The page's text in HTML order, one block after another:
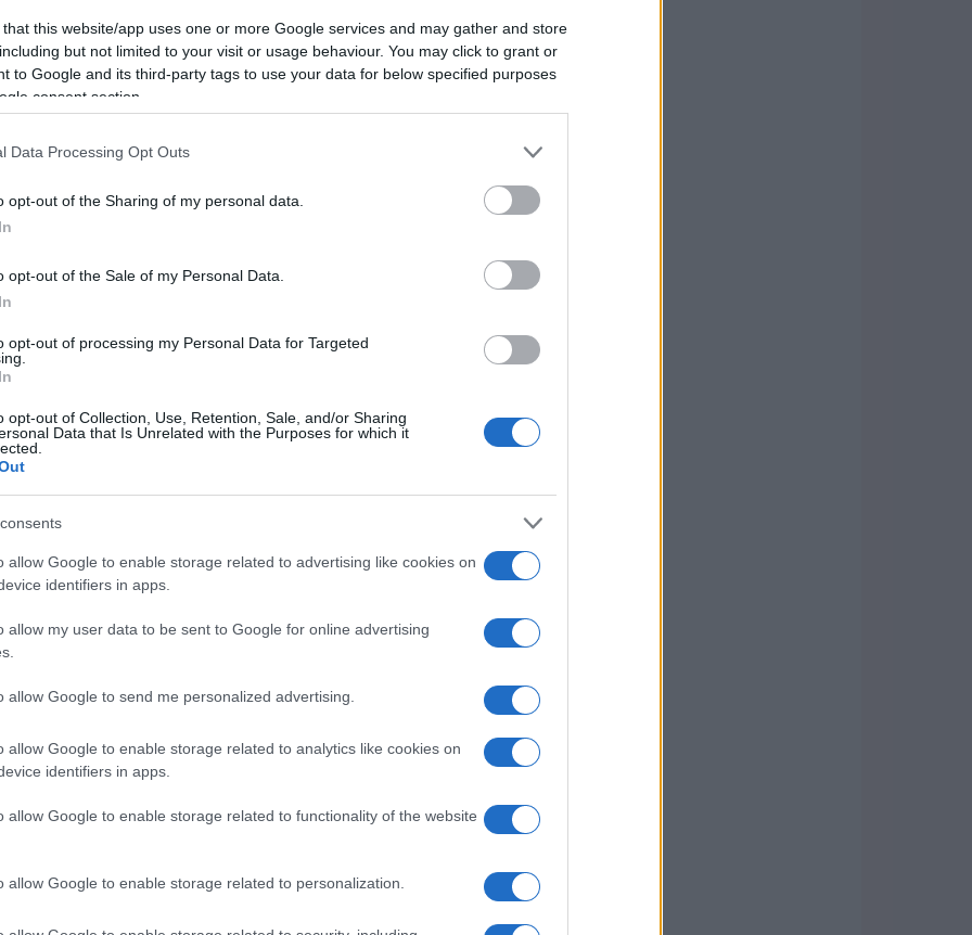
that this website/app uses one or more Google services and may gather and store
but not limited to your visit or usage behaviour. You may click to grant or
to Google and its third-party tags to use your data for below specified purposes
consent section.
Data Processing Opt Outs
opt-out of the Sharing of my personal data.
opt-out of the Sale of my Personal Data.
opt-out of processing my Personal Data for Targeted
opt-out of Collection, Use, Retention, Sale, and/or Sharing
Data that Is Unrelated with the Purposes for which it
allow Google to enable storage related to advertising like cookies on
identifiers in apps.
allow my user data to be sent to Google for online advertising
allow Google to send me personalized advertising.
allow Google to enable storage related to analytics like cookies on
identifiers in apps.
allow Google to enable storage related to functionality of the website
allow Google to enable storage related to personalization.
express all’uso diphone mini spazzole, fino
invisibile, ecco una mappa operativa che
sulla shape della frangia in base alle
5 minuti che salvano la
e ripetibile. Appena la frangia inizia a
shape vaporizzare un velo di
spray
sulla sola frangia, pettinare con un
di fronte lucida può tamponare la radice
riducendo la migrazione di sebo che
capello
precisa, zero volume